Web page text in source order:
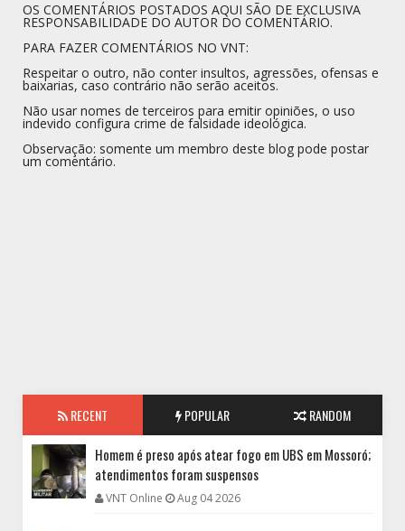
OS COMENTÁRIOS POSTADOS AQUI SÃO DE EXCLUSIVA
RESPONSABILIDADE DO AUTOR DO COMENTÁRIO.
PARA FAZER COMENTÁRIOS NO VNT:
Respeitar o outro, não conter insultos, agressões, ofensas e
baixarias, caso contrário não serão aceitos.
Não usar nomes de terceiros para emitir opiniões, o uso
indevido configura crime de falsidade ideológica.
Observação: somente um membro deste blog pode postar
um comentário.
RECENT POPULAR RANDOM
Homem é preso após atear fogo em UBS em Mossoró;
atendimentos foram suspensos
VNT Online Aug 04 2026